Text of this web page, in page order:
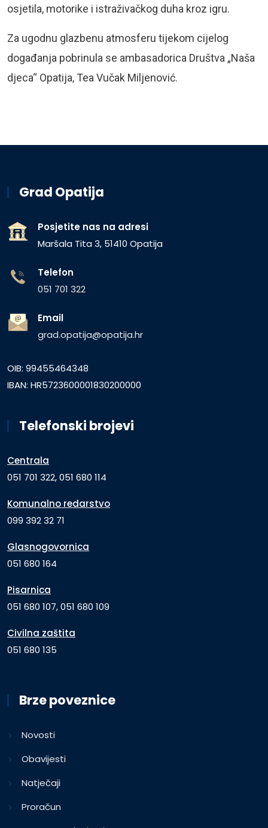
osjetila, motorike i istraživačkog duha kroz igru.
Za ugodnu glazbenu atmosferu tijekom cijelog
događanja pobrinula se ambasadorica Društva „Naša
djeca“ Opatija, Tea Vučak Miljenović.
Grad Opatija
Posjetite nas na adresi
Maršala Tita 3, 51410 Opatija
Telefon
051 701 322
Email
grad.opatija@opatija.hr
OIB: 99455464348
IBAN: HR5723600001830200000
Telefonski brojevi
Centrala
051 701 322, 051 680 114
Komunalno redarstvo
099 392 32 71
Glasnogovornica
051 680 164
Pisarnica
051 680 107, 051 680 109
Civilna zaštita
051 680 135
Brze poveznice
Novosti
Obavijesti
Natječaji
Proračun